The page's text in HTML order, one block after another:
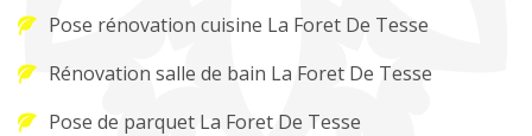
Pose rénovation cuisine La Foret De Tesse
Rénovation salle de bain La Foret De Tesse
Pose de parquet La Foret De Tesse